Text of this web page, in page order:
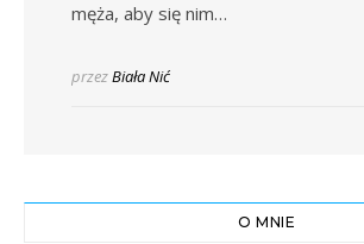
męża, aby się nim…
przezBiała Nić
O MNIE